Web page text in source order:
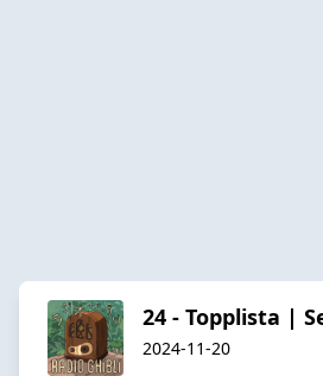
24 - Topplista |
2024-11-20